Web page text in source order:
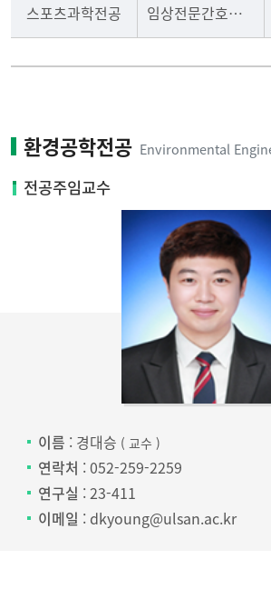
스포츠과학전공 임상전문간호학전공
환경공학전공 Environmental
전공주임교수
이름 : 경대승 ( 교수 )
연락처 : 052-259-2259
연구실 : 23-411
이메일 : dkyoung@ulsan.ac.kr